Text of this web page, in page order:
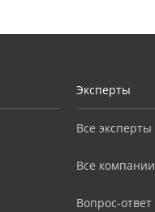
Эксперты
Все эксперты
Все компании
Вопрос-ответ